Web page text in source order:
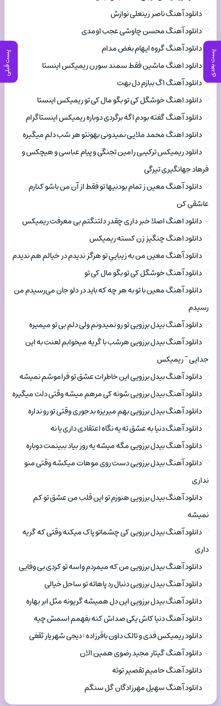
پست بعدی پست قبلی
دانلود آهنگ ناصر زینعلی نوازش
دانلود آهنگ محسن چاوشی عجب اومدی
دانلود آهنگ گروه ایهام بغض مدام
دانلود اهنگ ماشین فقط سمند سورن ریمیکس اینستا
دانلود آهنگ اگ ببازم دل بهت
دانلود اهنگ خوشگل کی تو بگو مال کی تو ریمیکس اینستا
دانلود آهنگ گفته بودم اگه برگردی دوباره ریمیکس اینستاگرام
دانلود اهنگ محمد ملایی نمیدونی بهونتو هر شب دلم میگیره
دانلود ریمیکس ترکیبی رامین تجنگی و پیام عباسی و هیچکس و
فرهاد جهانگیری تیرگی
دانلود آهنگ معین ز تمام بودنیها تو فقط از آن من باشو کنارم
عاشقی کن
دانلود اهنگ اصلا خبر داری چقدر دلتنگتم بی معرفت ریمیکس
دانلود اهنگ چنگیز زن کسته ریمیکس
دانلود آهنگ معین من به زیباییِ تو هرگز ندیدم در خیالم هم ندیدم
دانلود آهنگ خوشگل کی تو بگو مال کی تو
دانلود آهنگ معین با تو به هر چه که باید در دلو جان می‌رسیدم من
رسیدم
دانلود آهنگ بیدل برزویی تو رو نمیدونم ولی دلم بی تو میمیره
دانلود آهنگ بیدل برزویی هرشب با گریه میخوابم لعنت به این
جدایی ~ ریمیکس
دانلود آهنگ بیدل برزویی این خاطرات عشق تو فراموشم نمیشه
دانلود آهنگ بیدل برزویی شونه کی مرهم میشه وقتی دلت میگیره
دانلود آهنگ بیدل برزویی بهم میریزه بدجوری وقتی تو رو نداره
دانلود آهنگ دنیا به عشق ته یه نگاه اعتقادی داری یا نه
دانلود آهنگ بیدل برزویی مگه میشه یه روز بیاد ببینمت دوباره
دانلود آهنگ بیدل برزویی دست روی موهات میکشه وقتی منو
نداری
دانلود آهنگ بیدل برزویی هنوزم تو این قلب من عشق تو کم
نمیشه
دانلود آهنگ بیدل برزویی کی چشماتو پاک میکنه وقتی که گریه
داری
دانلود آهنگ بیدل برزویی من که میمردم واسه تو کردی بی وفایی
دانلود آهنگ بیدل برزویی دنبال رد پاهاته تو ساحل خیالی
دانلود آهنگ بیدل برزویی این دل همیشه گریونه مثل ابر بهاره
دانلود آهنگ دنیا کاش یکی صداش کنه بفهمم اسمش چیه
دانلود ریمیکس فدی و تالک داون باقرزاده : دیجی شهریار ثقفی
دانلود آهنگ گیتار مجید رضوی همین الان
دانلود آهنگ حامیم تقصیر توئه
دانلود آهنگ سهیل مهرزادگان گل سنگم